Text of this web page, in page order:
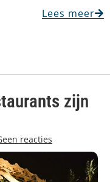
Lees meer
zijn
reacties